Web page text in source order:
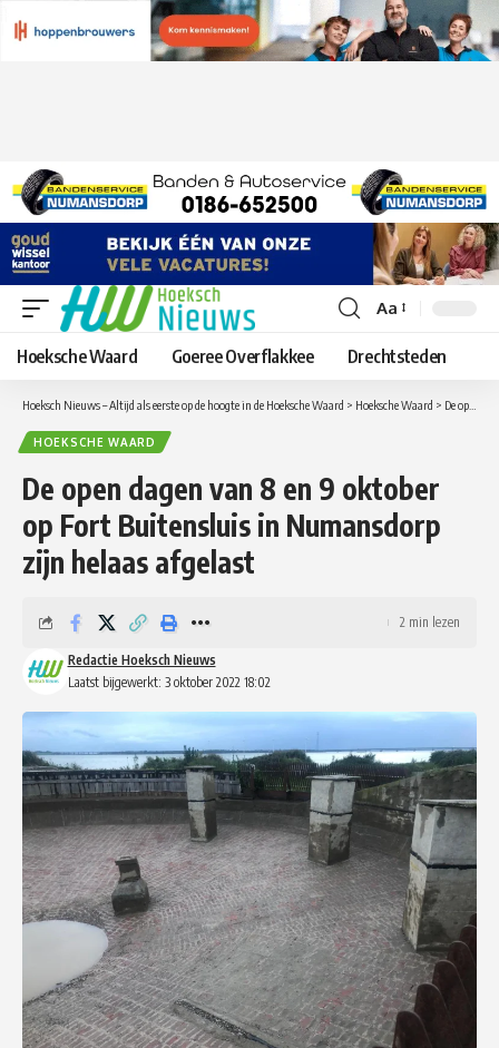
Lettergrootte
aanpassen
Aa
Hoeksche Waard Goeree Overflakkee Drechtsteden
Hoeksch Nieuws – Altijd als eerste op de hoogte in de Hoeksche Waard > Hoeksche Waard > De open dagen van 8 en 9 oktober op Fort Buitensluis in Numansdorp zijn helaas afgelast
HOEKSCHE WAARD
De open dagen van 8 en 9 oktober
op Fort Buitensluis in Numansdorp
zijn helaas afgelast
Laatst bijgewerkt: 3 oktober 2022 18:02
Redactie Hoeksch Nieuws
2 min lezen